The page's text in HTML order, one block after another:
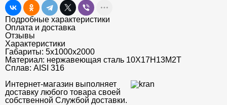
Подробные характеристики
Оплата и доставка
Отзывы
Характеристики
Габариты: 5х1000х2000
Материал: нержавеющая сталь 10Х17Н13М2Т
Сплав: AISI 316
Интернет-магазин выполняет
доставку любого товара своей
собственной Службой доставки.